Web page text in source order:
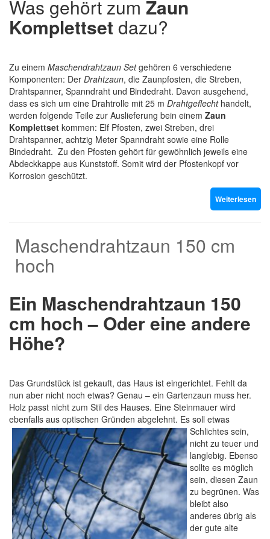
Was gehört zum Zaun
Komplettset dazu?
Zu einem Maschendrahtzaun Setgehören 6 verschiedene
Komponenten: Der Drahtzaun, die Zaunpfosten, die Streben,
Drahtspanner, Spanndraht und Bindedraht. Davon ausgehend,
dass es sich um eine Drahtrolle mit 25 m Drahtgeflechthandelt,
werden folgende Teile zur Auslieferung bein einem Zaun
Komplettset kommen: Elf Pfosten, zwei Streben, drei
Drahtspanner, achtzig Meter Spanndraht sowie eine Rolle
Bindedraht. Zu den Pfosten gehört für gewöhnlich jeweils eine
Abdeckkappe aus Kunststoff. Somit wird der Pfostenkopf vor
Korrosion geschützt.
Weiterlesen
Maschendrahtzaun 150 cm
hoch
Ein Maschendrahtzaun 150
cm hoch – Oder eine andere
Höhe?
Das Grundstück ist gekauft, das Haus ist eingerichtet. Fehlt da
nun aber nicht noch etwas? Genau – ein Gartenzaun muss her.
Holz passt nicht zum Stil des Hauses. Eine Steinmauer wird
ebenfalls aus optischen Gründen abgelehnt. Es soll etwas
Schlichtes sein,
nicht zu teuer und
langlebig. Ebenso
sollte es möglich
sein, diesen Zaun
zu begrünen. Was
bleibt also
anderes übrig als
der gute alte